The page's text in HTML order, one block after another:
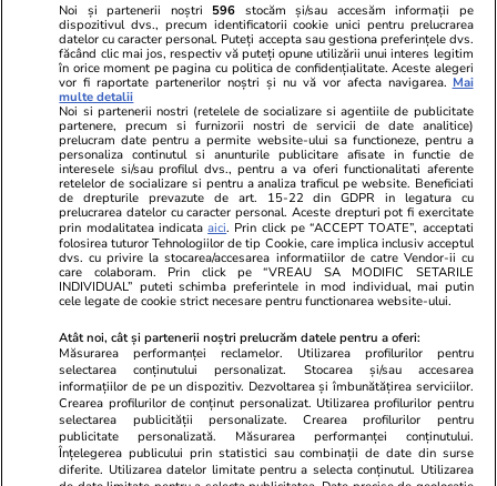
Ringier România
Libertatea pentru
Unica.ro
Program TV
Avantaje
ELLE
Gazeta Sporturilor
Stiri mondene
Calculator sarcina
Ajută Copiii
Locuri de muncă
Imobiliare.ro
Jobradar24
Imoradar24
Colecții Libertatea
Pariază responsabil! Decizia ONJN nr. 821/25.09.2025.
Jocurile de noroc sunt interzise minorilor.
© 2026 Ringier Romania. Toate drepturile rezervate
Actualizare preferințe cookies
Noi și partenerii noștri 596 stocăm și/sau accesăm informații pe
dispozitivul dvs., precum identificatorii cookie unici pentru prelucrarea
datelor cu caracter personal. Puteți accepta sau gestiona preferințele dvs.
făcând clic mai jos, respectiv vă puteți opune utilizării unui interes legitim
în orice moment pe pagina cu politica de confidențialitate. Aceste alegeri
vor fi raportate partenerilor noștri și nu vă vor afecta navigarea. Mai
multe detalii
Noi si partenerii nostri (retelele de socializare si agentiile de publicitate
partenere, precum si furnizorii nostri de servicii de date analitice)
prelucram date pentru a permite website-ului sa functioneze, pentru a
personaliza continutul si anunturile publicitare afisate in functie de
interesele si/sau profilul dvs., pentru a va oferi functionalitati aferente
retelelor de socializare si pentru a analiza traficul pe website. Beneficiati
de drepturile prevazute de art. 15-22 din GDPR in legatura cu
prelucrarea datelor cu caracter personal. Aceste drepturi pot fi exercitate
prin modalitatea indicataaici. Prin click pe “ACCEPT TOATE”, acceptati
folosirea tuturor Tehnologiilor de tip Cookie, care implica inclusiv acceptul
dvs. cu privire la stocarea/accesarea informatiilor de catre Vendor-ii cu
care colaboram. Prin click pe “VREAU SA MODIFIC SETARILE
INDIVIDUAL” puteti schimba preferintele in mod individual, mai putin
cele legate de cookie strict necesare pentru functionarea website-ului.
Atât noi, cât și partenerii noștri prelucrăm datele pentru a oferi:
Măsurarea performanței reclamelor. Utilizarea profilurilor pentru
selectarea conținutului personalizat. Stocarea și/sau accesarea
informațiilor de pe un dispozitiv. Dezvoltarea și îmbunătățirea serviciilor.
Crearea profilurilor de conținut personalizat. Utilizarea profilurilor pentru
selectarea publicității personalizate. Crearea profilurilor pentru
publicitate personalizată. Măsurarea performanței conținutului.
Înțelegerea publicului prin statistici sau combinații de date din surse
diferite. Utilizarea datelor limitate pentru a selecta conținutul. Utilizarea